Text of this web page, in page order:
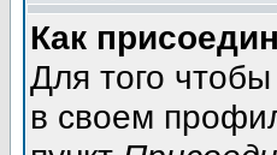
Как
Для того
в своем